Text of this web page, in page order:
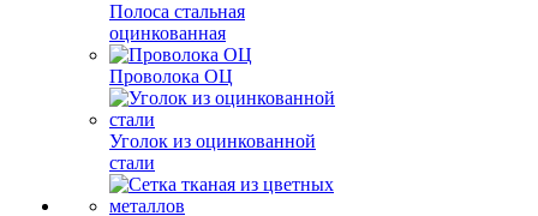
Полоса стальная
оцинкованная
Проволока ОЦ
Уголок из оцинкованной
стали